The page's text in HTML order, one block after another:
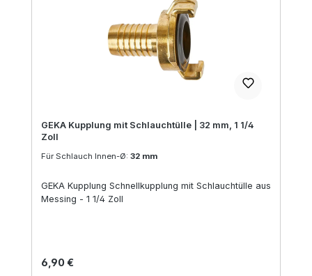
GEKA Kupplung mit Schlauchtülle | 32 mm, 1 1/4
Zoll
Für Schlauch Innen-Ø: 32 mm
GEKA Kupplung Schnellkupplung mit Schlauchtülle aus
Messing - 1 1/4 Zoll
Regulärer Preis:
6,90 €